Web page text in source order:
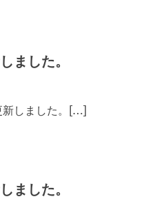
ました。
理
新しました。[…]
ました。